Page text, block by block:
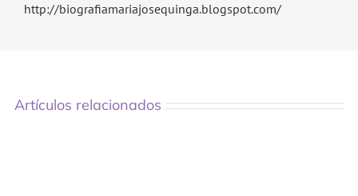
http://biografiamariajosequinga.blogspot.com/
Artículos relacionados